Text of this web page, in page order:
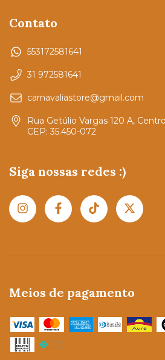
Contato
553172581641
31 972581641
carnavaliastore@gmail.com
Rua Getúlio Vargas 120 A,
CEP: 35.450-072
Siga nossas redes :)
Meios de pagamento